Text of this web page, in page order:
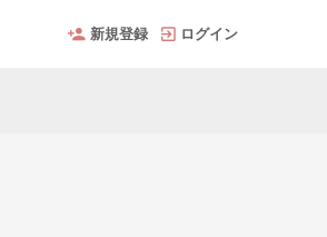
新規登録 ログイン